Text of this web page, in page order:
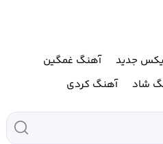
جدید
آهنگ غمگین
شاد آهنگ کردی